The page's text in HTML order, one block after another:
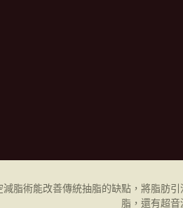
減脂術能改善傳統抽脂的缺點，將脂肪
脂，還有超